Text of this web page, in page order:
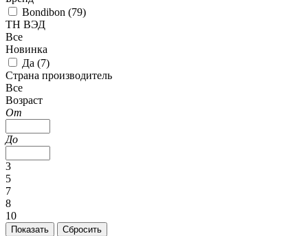
Bondibon (79)
ТН ВЭД
Все
Новинка
Да (7)
Страна производитель
Все
Возраст
От
До
3
5
7
8
10